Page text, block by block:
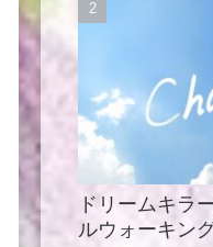
ドリームキラ
ルウォーキン